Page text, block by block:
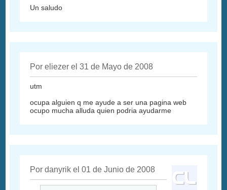
Un saludo
Por eliezer el 31 de Mayo de 2008
utm
ocupa alguien q me ayude a ser una pagina web
ocupo mucha alluda quien podria ayudarme
Por danyrik el 01 de Junio de 2008